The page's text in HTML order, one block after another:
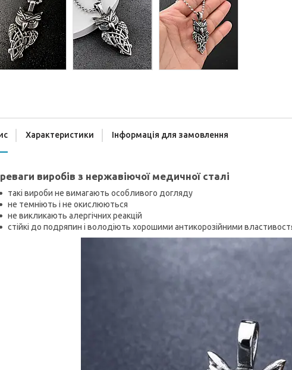
Характеристики Інформація для замовлення
виробів з нержавіючої медичної сталі
такі вироби не вимагають особливого догляду
не темніють і не окислюються
не викликають алергічних реакцій
стійкі до подряпин і володіють хорошими антикорозійними